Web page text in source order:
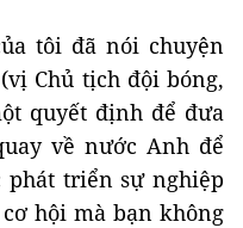
tôi đã nói chuyện
Chủ tịch đội bóng,
quyết định để đưa
về nước Anh để
phát triển sự nghiệp
hội mà bạn không